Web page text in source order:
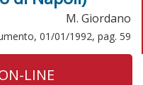
M. Giordano
01/01/1992, pag. 59
LINE